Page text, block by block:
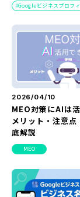
『SUNGROVE』
利用規約
広告掲載に関す
特定商取引法に
プライバシーポ
運営会社
Googleビジネスプロフ
2026/04/10
MEO対策にAIは
メリット・注意点
底解説
MEO